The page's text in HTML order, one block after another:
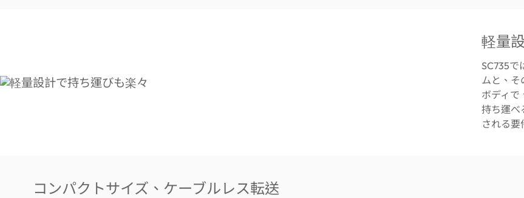
軽量
SC735で
ムと、そ
ボディで
持ち運べ
される要
コンパクトサイズ、ケーブルレス転送